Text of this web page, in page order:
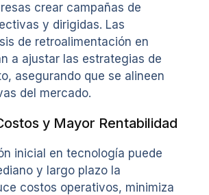
crear campañas de
y dirigidas. Las
de retroalimentación en
a ajustar las estrategias de
asegurando que se alineen
del mercado.
y Mayor Rentabilidad
inicial en tecnología puede
y largo plazo la
costos operativos, minimiza